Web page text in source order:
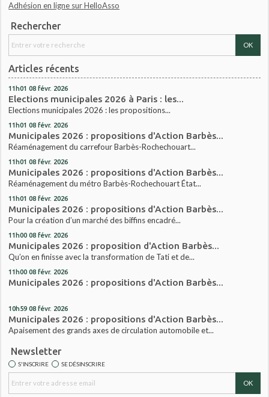
Adhésion en ligne sur HelloAsso
Rechercher
Articles récents
11h01 08 févr. 2026
Elections municipales 2026 à Paris : les...
Elections municipales 2026 : les propositions...
11h01 08 févr. 2026
Municipales 2026 : propositions d'Action Barbès...
Réaménagement du carrefour Barbès-Rochechouart...
11h01 08 févr. 2026
Municipales 2026 : propositions d'Action Barbès...
Réaménagement du métro Barbès-Rochechouart État...
11h01 08 févr. 2026
Municipales 2026 : propositions d'Action Barbès...
Pour la création d’un marché des biffins encadré...
11h00 08 févr. 2026
Municipales 2026 : proposition d'Action Barbès...
Qu’on en finisse avec la transformation de Tati et de...
11h00 08 févr. 2026
Municipales 2026 : propositions d'Action Barbès...
10h59 08 févr. 2026
Municipales 2026 : propositions d'Action Barbès...
Apaisement des grands axes de circulation automobile et...
Newsletter
S'INSCRIRE SE DÉSINSCRIRE